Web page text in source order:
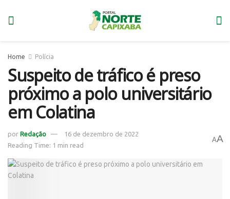
Home Polícia
Suspeito de tráfico é preso
próximo a polo universitário
em Colatina
por Redação
16 de dezembro de 2022
Reading Time: 1 min read
AA